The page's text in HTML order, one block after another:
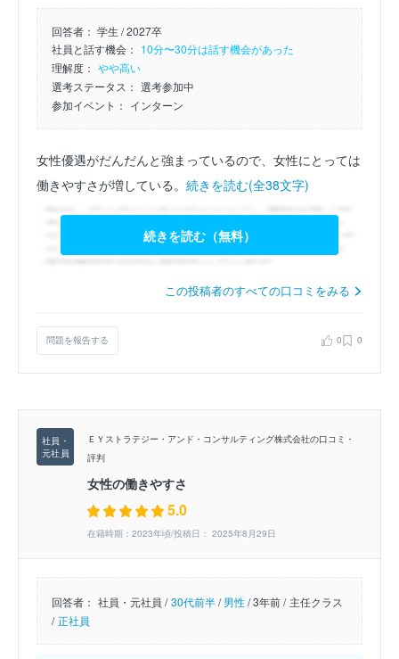
回答者： 学生 / 2027卒
社員と話す機会： 10分〜30分は話す機会があった
理解度： やや高い
選考ステータス： 選考参加中
参加イベント： インターン
女性優遇がだんだんと強まっているので、女性にとっては
働きやすさが増している。 続きを読む(全38文字)
続きを読む（無料）
この投稿者のすべての口コミをみる
問題を報告する 0 0
ＥＹストラテジー・アンド・コンサルティング株式会社の口コミ・
評判
女性の働きやすさ
5.0
在籍時期：2023年頃/投稿日： 2025年8月29日
回答者： 社員・元社員 / 30代前半/男性/3年前 / 主任クラス
/ 正社員